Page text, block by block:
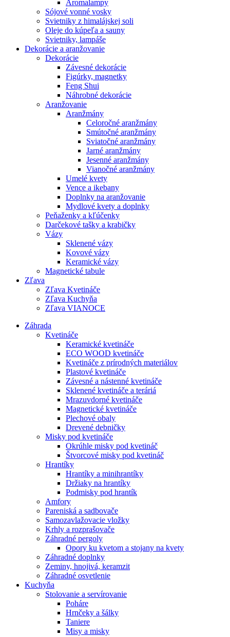
Aromalampy
Sójové vonné vosky
Svietniky z himalájskej soli
Oleje do kúpeľa a sauny
Svietniky, lampáše
Dekorácie a aranžovanie
Dekorácie
Závesné dekorácie
Figúrky, magnetky
Feng Shui
Náhrobné dekorácie
Aranžovanie
Aranžmány
Celoročné aranžmány
Smútočné aranžmány
Sviatočné aranžmány
Jarné aranžmány
Jesenné aranžmány
Vianočné aranžmány
Umelé kvety
Vence a ikebany
Doplnky na aranžovanie
Mydlové kvety a doplnky
Peňaženky a kľúčenky
Darčekové tašky a krabičky
Vázy
Sklenené vázy
Kovové vázy
Keramické vázy
Magnetické tabule
Zľava
Zľava Kvetináče
Zľava Kuchyňa
Zľava VIANOCE
Záhrada
Kvetináče
Keramické kvetináče
ECO WOOD kvetináče
Kvetináče z prírodných materiálov
Plastové kvetináče
Závesné a nástenné kvetináče
Sklenené kvetináče a teráriá
Mrazuvdorné kvetináče
Magnetické kvetináče
Plechové obaly
Drevené debničky
Misky pod kvetináče
Okrúhle misky pod kvetináč
Štvorcové misky pod kvetináč
Hrantíky
Hrantíky a minihrantíky
Držiaky na hrantíky
Podmisky pod hrantík
Amfory
Pareniská a sadbovače
Samozavlažovacie vložky
Krhly a rozprašovače
Záhradné pergoly
Opory ku kvetom a stojany na kvety
Záhradné doplnky
Zeminy, hnojivá, keramzit
Záhradné osvetlenie
Kuchyňa
Stolovanie a servírovanie
Poháre
Hrnčeky a šálky
Taniere
Misy a misky